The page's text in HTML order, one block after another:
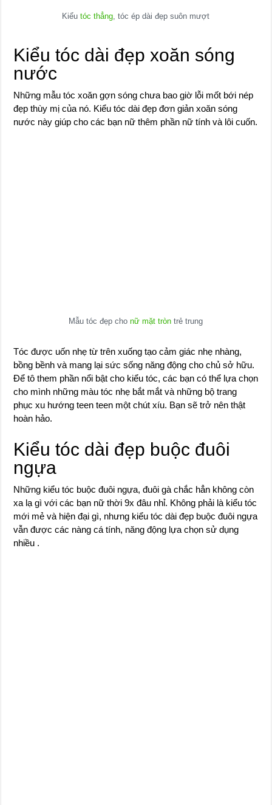
Kiểutóc thẳng , tóc ép dài đẹp suôn mượt
Kiểu tóc dài đẹp xoăn sóng
nước
Những mẫu tóc xoăn gợn sóng chưa bao giờ lỗi mốt bới nép
đẹp thùy mị của nó. Kiểu tóc dài đẹp đơn giản xoăn sóng
nước này giúp cho các bạn nữ thêm phần nữ tính và lôi cuốn.
Mẫu tóc đẹp chonữ mặt tròn trẻ trung
Tóc được uốn nhẹ từ trên xuống tạo cảm giác nhẹ nhàng,
bồng bềnh và mang lại sức sống năng động cho chủ sở hữu.
Để tô them phần nổi bật cho kiểu tóc, các bạn có thể lựa chọn
cho mình những màu tóc nhẹ bắt mắt và những bộ trang
phục xu hướng teen teen một chút xíu. Bạn sẽ trở nên thật
hoàn hảo.
Kiểu tóc dài đẹp buộc đuôi
ngựa
Những kiểu tóc buộc đuôi ngựa, đuôi gà chắc hẳn không còn
xa lạ gì với các bạn nữ thời 9x đâu nhỉ. Không phải là kiểu tóc
mới mẻ và hiện đại gì, nhưng kiểu tóc dài đẹp buộc đuôi ngựa
vẫn được các nàng cá tính, năng động lựa chọn sử dụng
nhiều .